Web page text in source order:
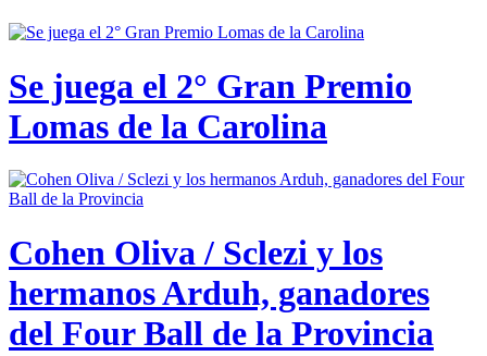
Se juega el 2° Gran Premio
Lomas de la Carolina
Cohen Oliva / Sclezi y los
hermanos Arduh, ganadores
del Four Ball de la Provincia